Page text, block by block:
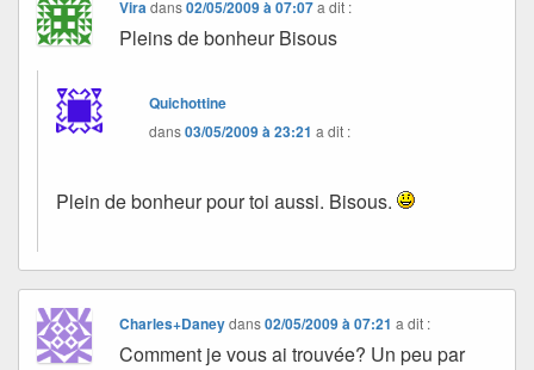
Vira dans02/05/2009 à 07:07 a dit :
Pleins de bonheur Bisous
Quichottine
dans03/05/2009 à 23:21 a dit :
Plein de bonheur pour toi aussi. Bisous.
Charles+Daneydans02/05/2009 à 07:21 a dit :
Comment je vous ai trouvée? Un peu par